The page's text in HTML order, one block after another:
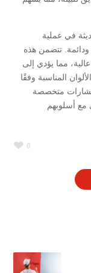
في عملية
ودائمة. تتضمن هذه
مما يؤدي إلى
المناسبة وفقًا
متخصصة
مع أسلوبهم
0